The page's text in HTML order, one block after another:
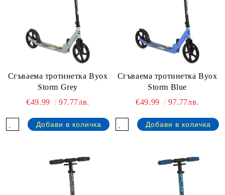
Сгъваема тротинетка Byox
Storm Grey
€49.99
97.77лв.
Сгъваема тротинетка Byox
Storm Blue
€49.99
97.77лв.